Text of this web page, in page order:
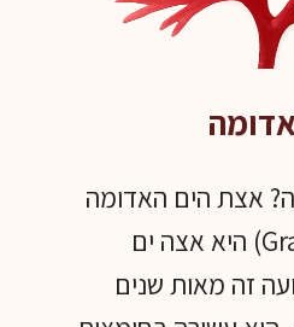
אצת הים האדומה
(Gracilaria conferta) היא אצה ים
זה מאות שנים